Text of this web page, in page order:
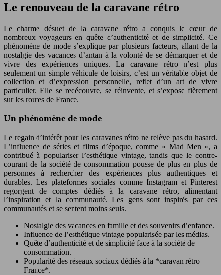
Le renouveau de la caravane rétro
Le charme désuet de la caravane rétro a conquis le cœur de
nombreux voyageurs en quête d’authenticité et de simplicité. Ce
phénomène de mode s’explique par plusieurs facteurs, allant de la
nostalgie des vacances d’antan à la volonté de se démarquer et de
vivre des expériences uniques. La caravane rétro n’est plus
seulement un simple véhicule de loisirs, c’est un véritable objet de
collection et d’expression personnelle, reflet d’un art de vivre
particulier. Elle se redécouvre, se réinvente, et s’expose fièrement
sur les routes de France.
Un phénomène de mode
Le regain d’intérêt pour les caravanes rétro ne relève pas du hasard.
L’influence de séries et films d’époque, comme « Mad Men », a
contribué à populariser l’esthétique vintage, tandis que le contre-
courant de la société de consommation pousse de plus en plus de
personnes à rechercher des expériences plus authentiques et
durables. Les plateformes sociales comme Instagram et Pinterest
regorgent de comptes dédiés à la caravane rétro, alimentant
l’inspiration et la communauté. Les gens sont inspirés par ces
communautés et se sentent moins seuls.
Nostalgie des vacances en famille et des souvenirs d’enfance.
Influence de l’esthétique vintage popularisée par les médias.
Quête d’authenticité et de simplicité face à la société de
consommation.
Popularité des réseaux sociaux dédiés à la *caravan rétro
France*.